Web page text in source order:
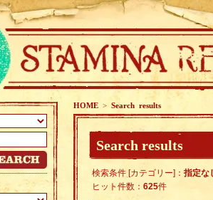
HOME > Search results
Search results
検索条件 [カテゴリー]： 指定な
ヒット件数： 625件